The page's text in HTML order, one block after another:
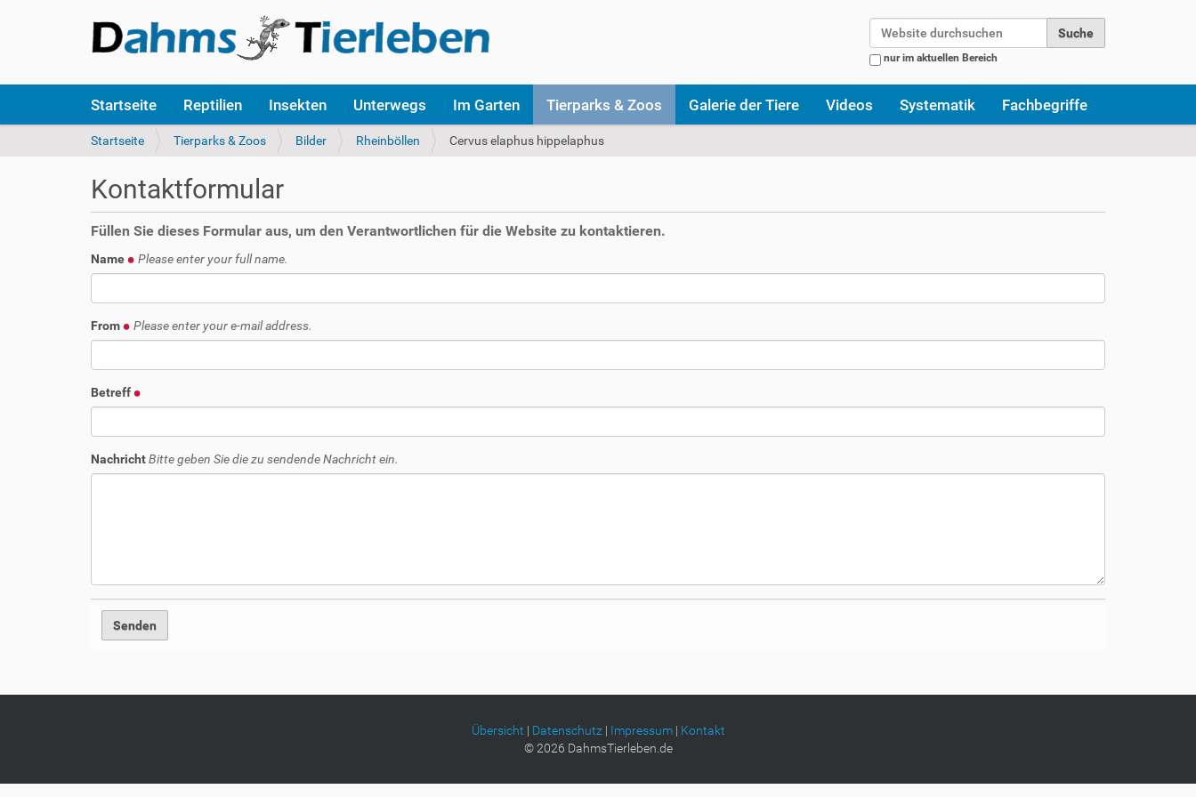
nur im aktuellen Bereich
k
Startseite Reptilien Insekten Unterwegs Im Garten Tierparks & Zoos Galerie der Tiere Videos Systematik Fachbegriffe
S
s
i
n
h
e
Startseite Tierparks & Zoos Bilder Rheinböllen Cervus elaphus hippelaphus
Kontaktformular
Füllen Sie dieses Formular aus, um den Verantwortlichen für die Website zu kontaktieren.
Name Please enter your full name.
From Please enter your e-mail address.
Betreff
NachrichtBitte geben Sie die zu sendende Nachricht ein.
Übersicht | Datenschutz | Impressum| Kontakt
©2026 DahmsTierleben.de